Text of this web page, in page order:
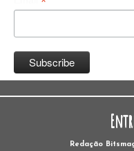
Redação